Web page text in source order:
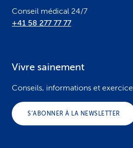
Conseil médical 24/7
+41 58 277 77 77
Vivre sainement
Conseils, informations et
S’ABONNER À LA NEWSLETTER